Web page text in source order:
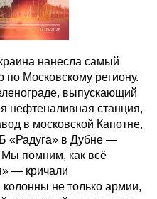
нанесла самый
Московскому региону.
выпускающий
нефтеналивная станция,
в московской Капотне,
«Радуга» в Дубне —
Мы помним, как всё
— кричали
не только армии,